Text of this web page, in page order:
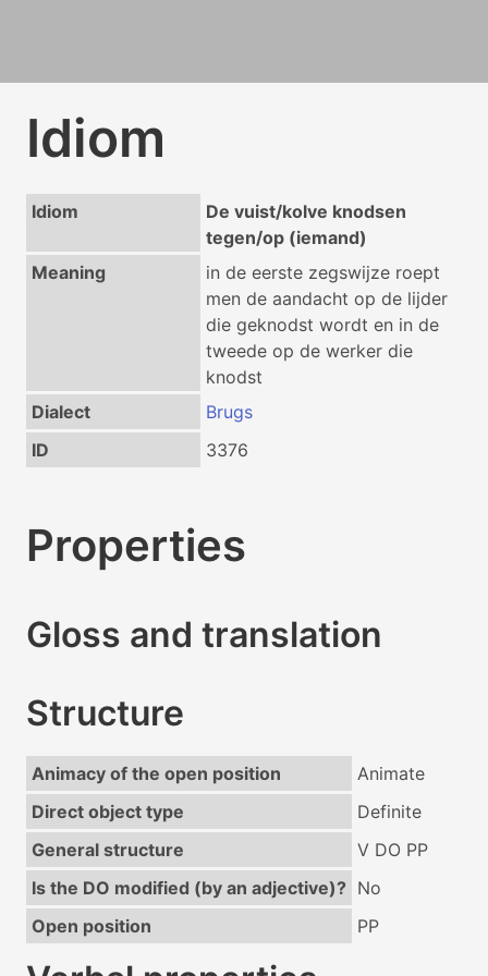
Idiom
Idiom
De vuist/kolve knodsen
tegen/op (iemand)
Meaning
in de eerste zegswijze roept
men de aandacht op de lijder
die geknodst wordt en in de
tweede op de werker die
knodst
Dialect
Brugs
ID
3376
Properties
Gloss and translation
Structure
Animacy of the open position
Animate
Direct object type
Definite
General structure
V DO PP
Is the DO modified (by an adjective)? No
Open position
PP